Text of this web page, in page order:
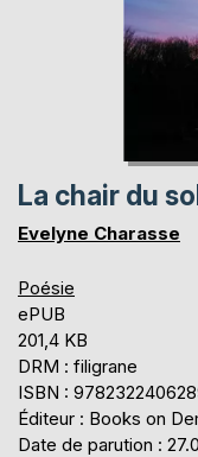
La chair du
Evelyne Charasse
Poésie
ePUB
201,4 KB
DRM : filigrane
ISBN :
Éditeur : Books on
Date de parution :